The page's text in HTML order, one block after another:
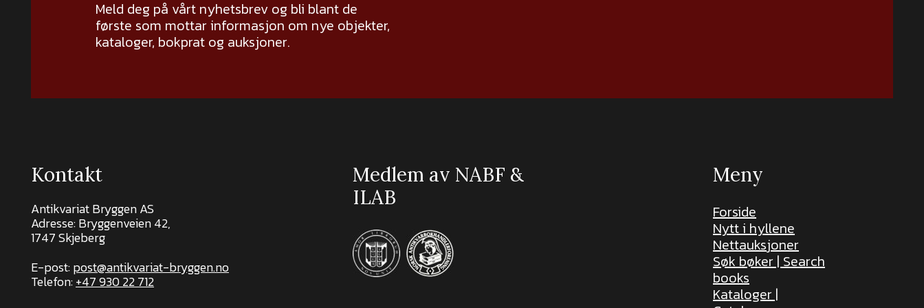
Meld deg på vårt nyhetsbrev og bli blant de
første som mottar informasjon om nye objekter,
kataloger, bokprat og auksjoner.
Kontakt
Antikvariat Bryggen AS
Adresse: Bryggenveien 42,
1747 Skjeberg
E-post:post@antikvariat-bryggen.no
Telefon:+47 930 22 712
Medlem av NABF &
ILAB
Meny
Forside
Nytt i hyllene
Nettauksjoner
Søk bøker | Search
books
Kataloger |